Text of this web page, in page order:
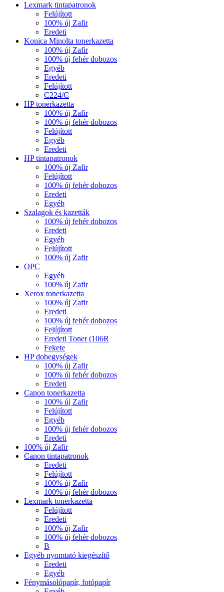
Lexmark tintapatronok
Felújított
100% új Zafir
Eredeti
Konica Minolta tonerkazetta
100% új Zafir
100% új fehér dobozos
Egyéb
Eredeti
Felújított
C224/C
HP tonerkazetta
100% új Zafir
100% új fehér dobozos
Felújított
Egyéb
Eredeti
HP tintapatronok
100% új Zafir
Felújított
100% új fehér dobozos
Eredeti
Egyéb
Szalagok és kazetták
100% új fehér dobozos
Eredeti
Egyéb
Felújított
100% új Zafir
OPC
Egyéb
100% új Zafir
Xerox tonerkazetta
100% új Zafir
Eredeti
100% új fehér dobozos
Felújított
Eredeti Toner (106R
Fekete
HP dobegységek
100% új Zafir
100% új fehér dobozos
Eredeti
Canon tonerkazetta
100% új Zafir
Felújított
Egyéb
100% új fehér dobozos
Eredeti
100% új Zafir
Canon tintapatronok
Eredeti
Felújított
100% új Zafir
100% új fehér dobozos
Lexmark tonerkazetta
Felújított
Eredeti
100% új Zafir
100% új fehér dobozos
B
Egyéb nyomtató kiegészítő
Eredeti
Egyéb
Fénymásolópapír, fotópapír